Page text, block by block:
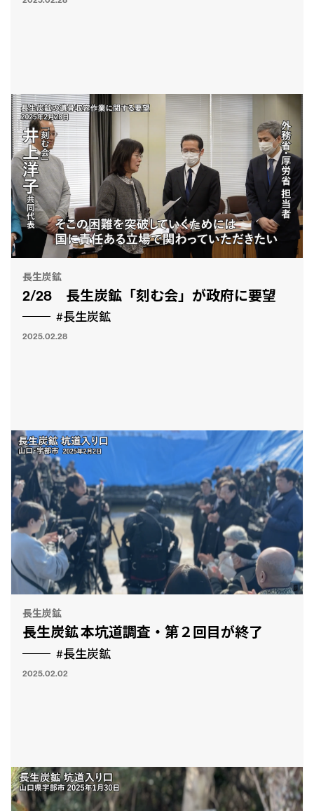
長生炭鉱
2/28 長生炭鉱「刻む会」が政府に要望
#長生炭鉱
2025.02.28
長生炭鉱
長生炭鉱 本坑道調査・第２回目が終了
#長生炭鉱
2025.02.02